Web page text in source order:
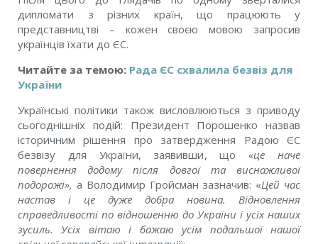
дипломати з різних країн, що працюють у
представництві – кожен своєю мовою запросив
українців їхати до ЄС.
Читайте за темою: Рада ЄС схвалила безвіз для
України
Українські політики також висловлюються з приводу
сьогоднішніх подій: Президент Порошенко назвав
історичним рішення про затвердження Радою ЄС
безвізу для України, заявивши, що«це наче
повернення додому після довгої та виснажливої
подорожі», а Володимир Гройсман зазначив: «Цей час
настав і це дуже добра новина. Відновлення
справедливості по відношенню до України і усіх наших
зусиль. Усіх вітаю і бажаю усім подальшої нашої